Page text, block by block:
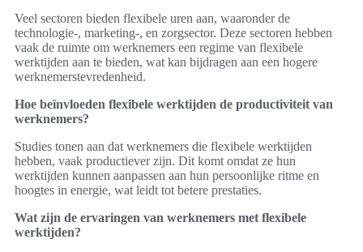
Veel sectoren bieden flexibele uren aan, waaronder de
technologie-, marketing-, en zorgsector. Deze sectoren hebben
vaak de ruimte om werknemers een regime van flexibele
werktijden aan te bieden, wat kan bijdragen aan een hogere
werknemerstevredenheid.
Hoe beïnvloeden flexibele werktijden de productiviteit van
werknemers?
Studies tonen aan dat werknemers die flexibele werktijden
hebben, vaak productiever zijn. Dit komt omdat ze hun
werktijden kunnen aanpassen aan hun persoonlijke ritme en
hoogtes in energie, wat leidt tot betere prestaties.
Wat zijn de ervaringen van werknemers met flexibele
werktijden?